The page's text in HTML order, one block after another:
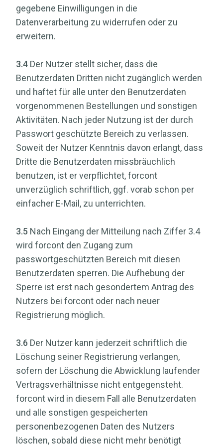
gegebene Einwilligungen in die
Datenverarbeitung zu widerrufen oder zu
erweitern.
3.4 Der Nutzer stellt sicher, dass die
Benutzerdaten Dritten nicht zugänglich werden
und haftet für alle unter den Benutzerdaten
vorgenommenen Bestellungen und sonstigen
Aktivitäten. Nach jeder Nutzung ist der durch
Passwort geschützte Bereich zu verlassen.
Soweit der Nutzer Kenntnis davon erlangt, dass
Dritte die Benutzerdaten missbräuchlich
benutzen, ist er verpflichtet, forcont
unverzüglich schriftlich, ggf. vorab schon per
einfacher E-Mail, zu unterrichten.
3.5 Nach Eingang der Mitteilung nach Ziffer 3.4
wird forcont den Zugang zum
passwortgeschützten Bereich mit diesen
Benutzerdaten sperren. Die Aufhebung der
Sperre ist erst nach gesondertem Antrag des
Nutzers bei forcont oder nach neuer
Registrierung möglich.
3.6 Der Nutzer kann jederzeit schriftlich die
Löschung seiner Registrierung verlangen,
sofern der Löschung die Abwicklung laufender
Vertragsverhältnisse nicht entgegensteht.
forcont wird in diesem Fall alle Benutzerdaten
und alle sonstigen gespeicherten
personenbezogenen Daten des Nutzers
löschen, sobald diese nicht mehr benötigt